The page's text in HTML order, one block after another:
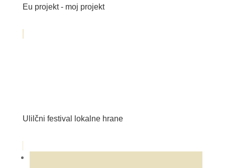
Eu projekt - moj projekt
Ulilčni festival lokalne hrane